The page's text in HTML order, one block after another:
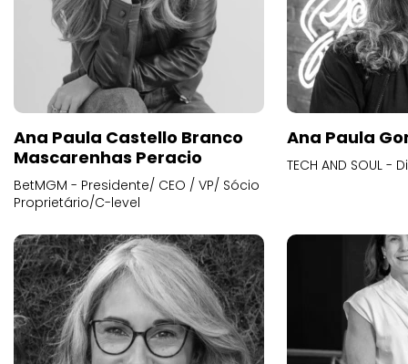
Ana Paula Castello Branco
Mascarenhas Peracio
BetMGM - Presidente/ CEO / VP/ Sócio
Proprietário/C-level
Ana Paula
TECH AND SOUL